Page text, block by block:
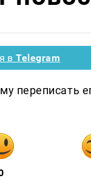
вTelegram
переписать